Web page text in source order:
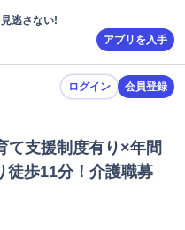
逃さない!
アプリを入手
ログイン 会員登録
て支援制度有り×年間
徒歩11分！介護職募